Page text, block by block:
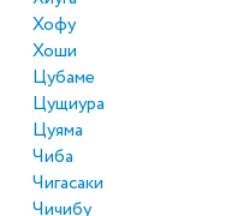
Хофу
Хоши
Цубаме
Цущиура
Цуяма
Чиба
Чигасаки
Чичибу